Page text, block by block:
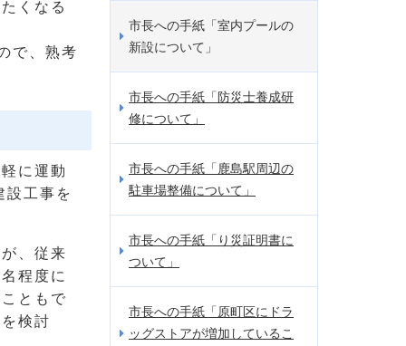
くなる
で、熟考
に運動
設工事を
、従来
程度に
ともで
検討
市長への手紙「室内プールの
新設について」
市長への手紙「防災士養成研
修について」
市長への手紙「鹿島駅周辺の
駐車場整備について」
市長への手紙「り災証明書に
ついて」
市長への手紙「原町区にドラ
ッグストアが増加しているこ